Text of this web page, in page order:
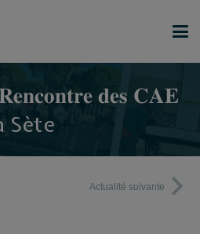
𝐝𝐞𝐬 𝐂𝐀𝐄
Sète
Actualité suivante